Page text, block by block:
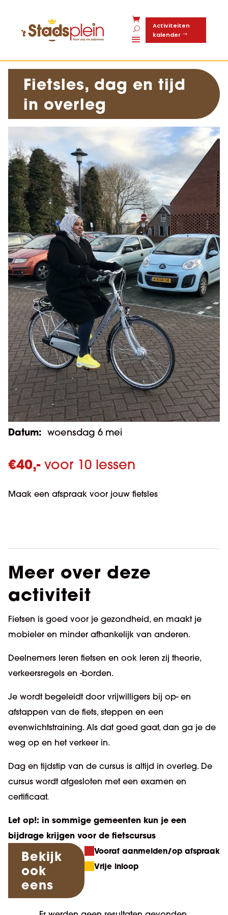
Activiteiten
kalender
Fietsles, dag en tijd
in overleg
Datum: woensdag 6 mei
€40,-voor 10 lessen
Maak een afspraak voor jouw fietsles
Meer over deze
activiteit
Fietsen is goed voor je gezondheid, en maakt je
mobieler en minder afhankelijk van anderen.
Deelnemers leren fietsen en ook leren zij theorie,
verkeersregels en -borden.
Je wordt begeleidt door vrijwilligers bij op- en
afstappen van de fiets, steppen en een
evenwichtstraining. Als dat goed gaat, dan ga je de
weg op en het verkeer in.
Dag en tijdstip van de cursus is altijd in overleg. De
cursus wordt afgesloten met een examen en
certificaat.
Let op!: in sommige gemeenten kun je een
bijdrage krijgen voor de fietscursus
Bekijk
ook
eens
Vooraf aanmelden/op afspraak
Vrije inloop